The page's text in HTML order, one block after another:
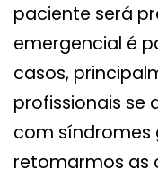
paciente será
emergencial é
casos,
profissionais se
com síndromes
retomarmos as